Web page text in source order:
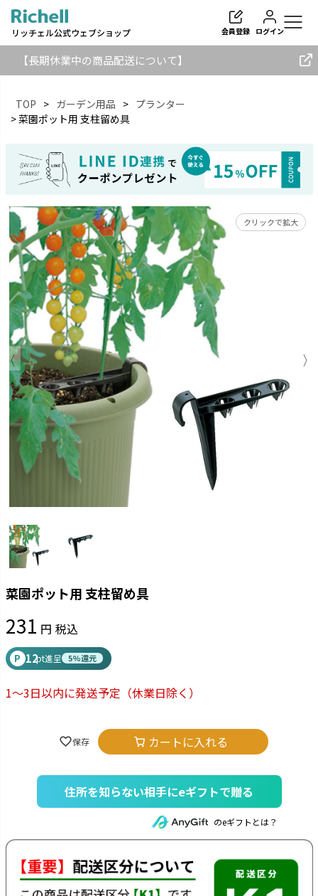
リッチェル公式ウェブショップ 会員登録 ログイン
【長期休業中の商品配送について】
TOP ガーデン用品
プランター
菜園ポット用 支柱留め具
クリックで拡大
菜園ポット用 支柱留め具
231 税込
P 12pt進呈 5%還元
1～3日以内に発送予定 （休業日除く）
カートに入れる
住所を知らない相手にeギフトで贈る
のeギフトとは？